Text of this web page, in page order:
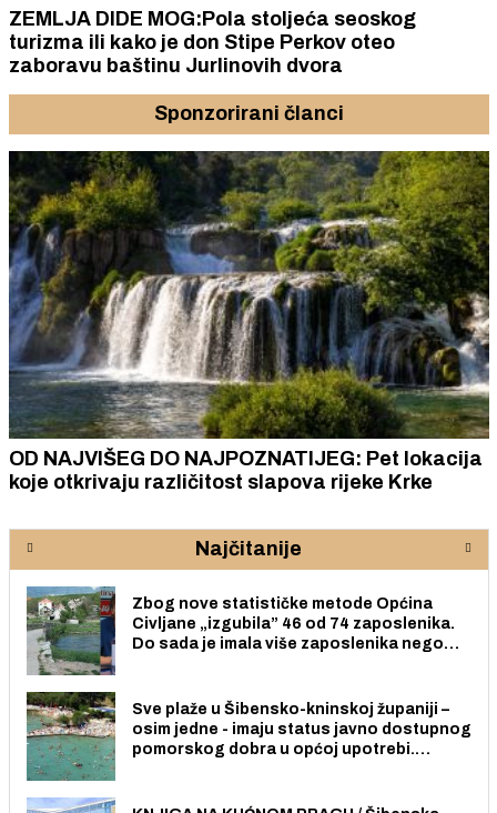
ZEMLJA DIDE MOG:Pola stoljeća seoskog
turizma ili kako je don Stipe Perkov oteo
zaboravu baštinu Jurlinovih dvora
Sponzorirani članci
OD NAJVIŠEG DO NAJPOZNATIJEG: Pet lokacija
koje otkrivaju različitost slapova rijeke Krke
Najčitanije
Zbog nove statističke metode Općina
Civljane „izgubila” 46 od 74 zaposlenika.
Do sada je imala više zaposlenika nego
Sve plaže u Šibensko-kninskoj županiji –
osim jedne - imaju status javno dostupnog
pomorskog dobra u općoj upotrebi.